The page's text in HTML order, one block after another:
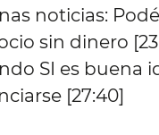
noticias:
sin dinero
SI es buena
[27:40]